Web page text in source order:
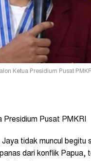
Ketua Presidium Pusat
Presidium Pusat PMKRI
tidak muncul begitu
dari konflik Papua,